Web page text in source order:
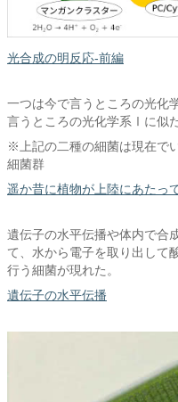
光合成の明反応-前編
一つは今で言うところの光化
言うところの光化学系Ⅰに似
※上記の二種の細菌は現在で
細菌群
遥か昔に植物が上陸にあたっ
遺伝子の水平伝播や体内で合
て、水から電子を取り出して
行う細菌が現れた。
遺伝子の水平伝播